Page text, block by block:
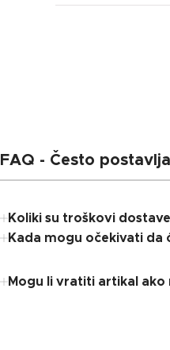
FAQ - Često
Koliki su troškovi
Kada mogu očekivati ​​da
Mogu li vratiti artikal ako